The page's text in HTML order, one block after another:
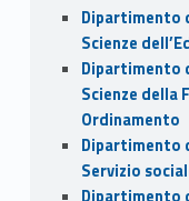
Dipartimento
Scienze
Dipartimento
Scienze della
Ordinamento
Dipartimento
Servizio